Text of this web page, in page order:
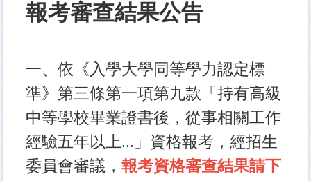
報考審查結果公告
一、依《入學大學同等學力認定標
準》第三條第一項第九款「持有高級
中等學校畢業證書後，從事相關工作
經驗五年以上...」資格報考，經招生
委員會審議， 報考資格審查結果請下